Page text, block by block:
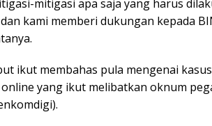
mitigasi apa saja yang harus
kami memberi dukungan kepada
ikut membahas pula mengenai
yang ikut melibatkan oknum